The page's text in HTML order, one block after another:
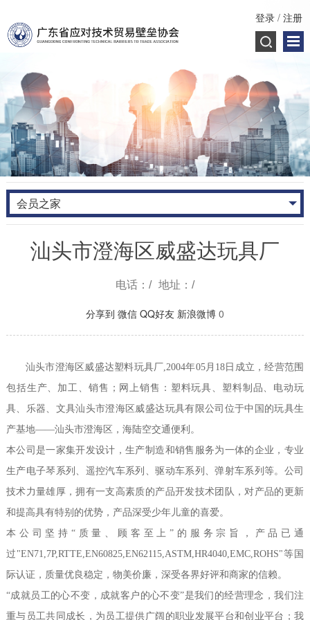
登录 /注册
会员之家
汕头市澄海区威盛达玩具厂
电话：/ 地址：/
分享到 微信 QQ好友 新浪微博 0
汕头市澄海区威盛达塑料玩具厂 ,2004年05月 18 日成立，经营范围
包括生产、加工、销售；网上销售：塑料玩具、塑料制品、电动玩
具、乐器、文具汕头市澄海区威盛达玩具有限公司位于中国的玩具生
产基地——汕头市澄海区，海陆空交通便利。
本公司是一家集开发设计，生产制造和销售服务为一体的企业，专业
生产电子琴系列、遥控汽车系列、驱动车系列、弹射车系列等。公司
技术力量雄厚，拥有一支高素质的产品开发技术团队，对产品的更新
和提高具有特别的优势，产品深受少年儿童的喜爱。
本公司坚持 “质量、顾客至上”的服务宗旨，产品已通
过 "EN71,7P,RTTE,EN60825,EN62115,ASTM,HR4040,EMC,ROHS"等国
际认证，质量优良稳定，物美价廉，深受各界好评和商家的信赖。
“成就员工的心不变，成就客户的心不变”是我们的经营理念，我们注
重与员工共同成长，为员工提供广阔的职业发展平台和创业平台；我